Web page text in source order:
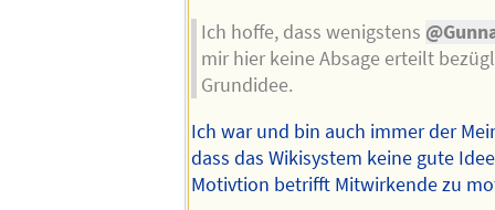
Ich hoffe, dass wenigstens
mir hier keine Absage erteilt
Grundidee.
Ich war und bin auch immer der
dass das Wikisystem keine gute
Motivtion betrifft Mitwirkende zu